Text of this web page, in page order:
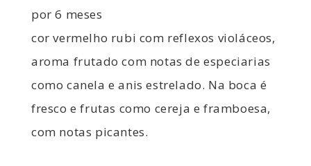
por 6 meses
cor vermelho rubi com reflexos violáceos,
aroma frutado com notas de especiarias
como canela e anis estrelado. Na boca é
fresco e frutas como cereja e framboesa,
com notas picantes.